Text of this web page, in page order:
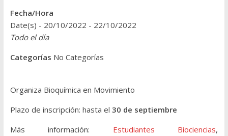
Fecha/Hora
Date(s) - 20/10/2022 - 22/10/2022
Todo el día
Categorías No Categorías
Organiza Bioquímica en Movimiento
Plazo de inscripción: hasta el 30 de septiembre
Más información: Estudiantes Biociencias,